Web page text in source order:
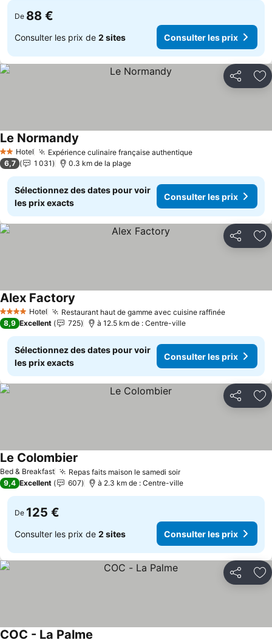
De 88 €
Consulter les prix de 2 sites Consulter les prix
Partager
2 Étoiles
Hotel Expérience culinaire française authentiqueConsulter les prix
Le Normandy
6,7 1 031 0.3 km de la plage
Sélectionnez des dates pour voir
les prix exacts
Consulter les prix
Partager
4 Étoiles Hotel Restaurant haut de gamme avec cuisine raffinée
Alex Factory
8,9 Excellent 725 à 12.5 km de : Centre-ville
Sélectionnez des dates pour voir
les prix exacts
Consulter les prix
Partager
Bed & Breakfast Repas faits maison le samedi soirConsulter les prix
Le Colombier
9,4 Excellent 607 à 2.3 km de : Centre-ville
De 125 €
Consulter les prix de 2 sites Consulter les prix
Partager
COC - La Palme